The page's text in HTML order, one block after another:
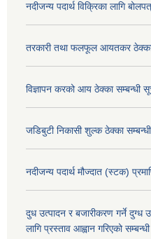
नदीजन्य पदार्थ विक्रिका लागि
तरकारी तथा फलफूल आयतकर ठेक्का
विज्ञापन करको आय ठेक्का सम्बन्धी
जडिबुटी निकासी शुल्क ठेक्का
नदीजन्य पदार्थ मौज्दात (स्टक)
दुध उत्पादन र बजारीकरण गर्ने दुग्ध
लागि प्रस्ताव आह्वान गरिएको